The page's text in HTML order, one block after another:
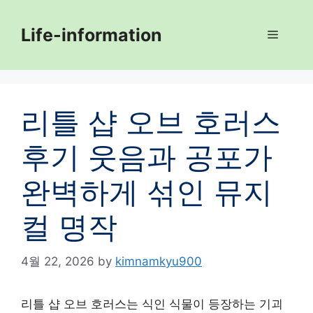
contentLife-information Menu
리틀 샵 오브 호러스
후기 웃음과 공포가
완벽하게 섞인 뮤지
컬 명작
4월 22, 2026 by kimnamkyu900
리틀 샵 오브 호러스는 식인 식물이 등장하는 기괴